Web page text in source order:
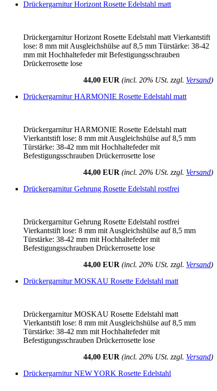
Drückergarnitur Horizont Rosette Edelstahl matt
Drückergarnitur Horizont Rosette Edelstahl matt Vierkantstift
lose: 8 mm mit Ausgleichshülse auf 8,5 mm Türstärke: 38-42
mm mit Hochhaltefeder mit Befestigungsschrauben
Drückerrosette lose
44,00 EUR (incl. 20% USt. zzgl. Versand)
Drückergarnitur HARMONIE Rosette Edelstahl matt
Drückergarnitur HARMONIE Rosette Edelstahl matt
Vierkantstift lose: 8 mm mit Ausgleichshülse auf 8,5 mm
Türstärke: 38-42 mm mit Hochhaltefeder mit
Befestigungsschrauben Drückerrosette lose
44,00 EUR (incl. 20% USt. zzgl. Versand)
Drückergarnitur Gehrung Rosette Edelstahl rostfrei
Drückergarnitur Gehrung Rosette Edelstahl rostfrei
Vierkantstift lose: 8 mm mit Ausgleichshülse auf 8,5 mm
Türstärke: 38-42 mm mit Hochhaltefeder mit
Befestigungsschrauben Drückerrosette lose
44,00 EUR (incl. 20% USt. zzgl. Versand)
Drückergarnitur MOSKAU Rosette Edelstahl matt
Drückergarnitur MOSKAU Rosette Edelstahl matt
Vierkantstift lose: 8 mm mit Ausgleichshülse auf 8,5 mm
Türstärke: 38-42 mm mit Hochhaltefeder mit
Befestigungsschrauben Drückerrosette lose
44,00 EUR (incl. 20% USt. zzgl. Versand)
Drückergarnitur NEW YORK Rosette Edelstahl